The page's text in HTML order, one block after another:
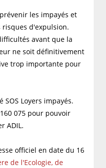
les impayés et
risques d'expulsion.
avant que la
ne soit définitivement
trop importante pour
Loyers impayés.
075 pour pouvoir
ADIL.
officiel en date du 16
de l'Ecologie, de